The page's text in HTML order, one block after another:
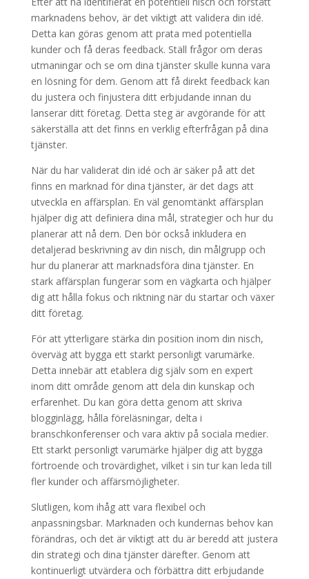
marknadens behov, är det viktigt att validera din idé.
Detta kan göras genom att prata med potentiella
kunder och få deras feedback. Ställ frågor om deras
utmaningar och se om dina tjänster skulle kunna vara
en lösning för dem. Genom att få direkt feedback kan
du justera och finjustera ditt erbjudande innan du
lanserar ditt företag. Detta steg är avgörande för att
säkerställa att det finns en verklig efterfrågan på dina
tjänster.
När du har validerat din idé och är säker på att det
finns en marknad för dina tjänster, är det dags att
utveckla en affärsplan. En väl genomtänkt affärsplan
hjälper dig att definiera dina mål, strategier och hur du
planerar att nå dem. Den bör också inkludera en
detaljerad beskrivning av din nisch, din målgrupp och
hur du planerar att marknadsföra dina tjänster. En
stark affärsplan fungerar som en vägkarta och hjälper
dig att hålla fokus och riktning när du startar och växer
ditt företag.
För att ytterligare stärka din position inom din nisch,
överväg att bygga ett starkt personligt varumärke.
Detta innebär att etablera dig själv som en expert
inom ditt område genom att dela din kunskap och
erfarenhet. Du kan göra detta genom att skriva
blogginlägg, hålla föreläsningar, delta i
branschkonferenser och vara aktiv på sociala medier.
Ett starkt personligt varumärke hjälper dig att bygga
förtroende och trovärdighet, vilket i sin tur kan leda till
fler kunder och affärsmöjligheter.
Slutligen, kom ihåg att vara flexibel och
anpassningsbar. Marknaden och kundernas behov kan
förändras, och det är viktigt att du är beredd att justera
din strategi och dina tjänster därefter. Genom att
kontinuerligt utvärdera och förbättra ditt erbjudande